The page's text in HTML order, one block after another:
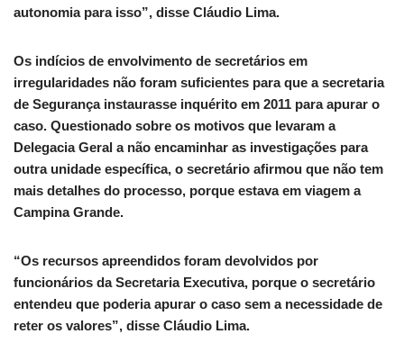
autonomia para isso”, disse Cláudio Lima.
Os indícios de envolvimento de secretários em
irregularidades não foram suficientes para que a secretaria
de Segurança instaurasse inquérito em 2011 para apurar o
caso. Questionado sobre os motivos que levaram a
Delegacia Geral a não encaminhar as investigações para
outra unidade específica, o secretário afirmou que não tem
mais detalhes do processo, porque estava em viagem a
Campina Grande.
“Os recursos apreendidos foram devolvidos por
funcionários da Secretaria Executiva, porque o secretário
entendeu que poderia apurar o caso sem a necessidade de
reter os valores”, disse Cláudio Lima.